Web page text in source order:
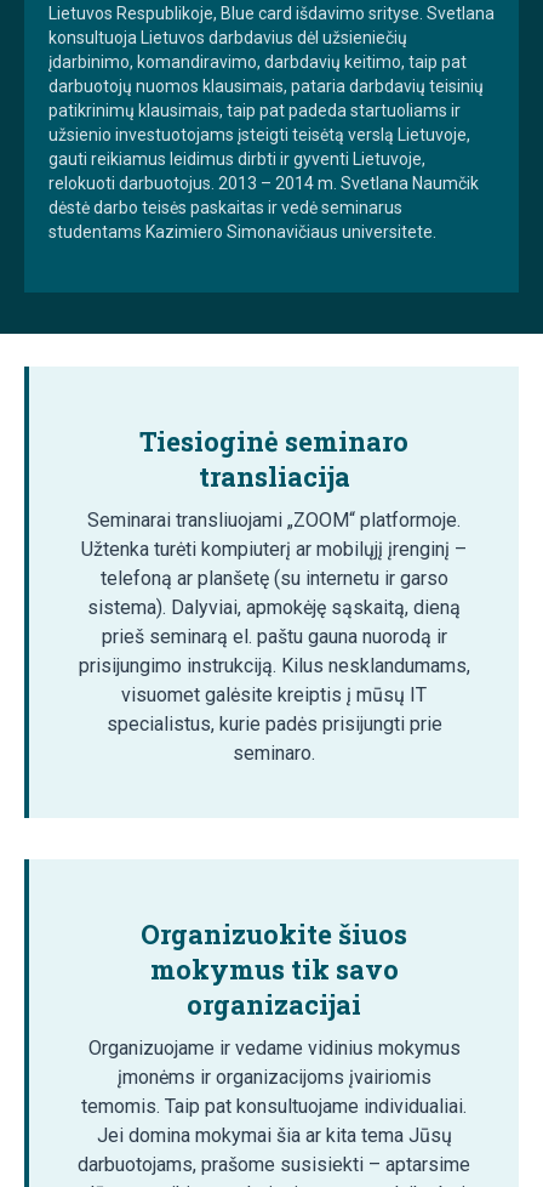
Lietuvos Respublikoje, Blue card išdavimo srityse. Svetlana
konsultuoja Lietuvos darbdavius dėl užsieniečių
įdarbinimo, komandiravimo, darbdavių keitimo, taip pat
darbuotojų nuomos klausimais, pataria darbdavių teisinių
patikrinimų klausimais, taip pat padeda startuoliams ir
užsienio investuotojams įsteigti teisėtą verslą Lietuvoje,
gauti reikiamus leidimus dirbti ir gyventi Lietuvoje,
relokuoti darbuotojus. 2013 – 2014 m. Svetlana Naumčik
dėstė darbo teisės paskaitas ir vedė seminarus
studentams Kazimiero Simonavičiaus universitete.
Tiesioginė seminaro
transliacija
Seminarai transliuojami „ZOOM“ platformoje.
Užtenka turėti kompiuterį ar mobilųjį įrenginį –
telefoną ar planšetę (su internetu ir garso
sistema). Dalyviai, apmokėję sąskaitą, dieną
prieš seminarą el. paštu gauna nuorodą ir
prisijungimo instrukciją. Kilus nesklandumams,
visuomet galėsite kreiptis į mūsų IT
specialistus, kurie padės prisijungti prie
seminaro.
Organizuokite šiuos
mokymus tik savo
organizacijai
Organizuojame ir vedame vidinius mokymus
įmonėms ir organizacijoms įvairiomis
temomis. Taip pat konsultuojame individualiai.
Jei domina mokymai šia ar kita tema Jūsų
darbuotojams, prašome susisiekti – aptarsime